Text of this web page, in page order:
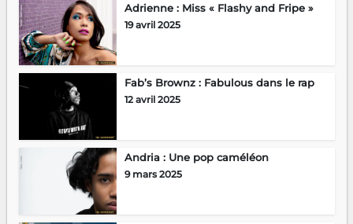
Adrienne : Miss « Flashy and Fripe »
19 avril 2025
Fab’s Brownz : Fabulous dans le rap
12 avril 2025
Andria : Une pop caméléon
9 mars 2025